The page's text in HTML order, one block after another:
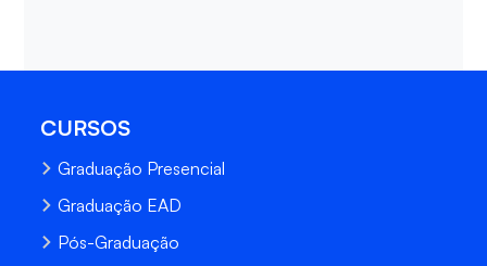
CURSOS
Graduação Presencial
Graduação EAD
Pós-Graduação